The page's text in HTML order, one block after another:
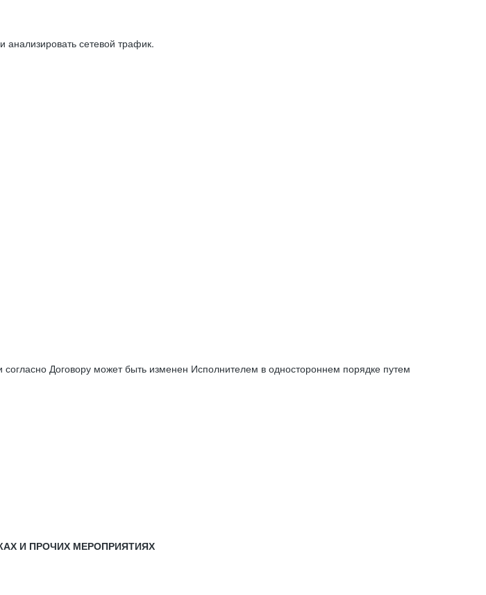
сетевой трафик.
Договору может быть изменен Исполнителем в одностороннем порядке путем
И ПРОЧИХ МЕРОПРИЯТИЯХ